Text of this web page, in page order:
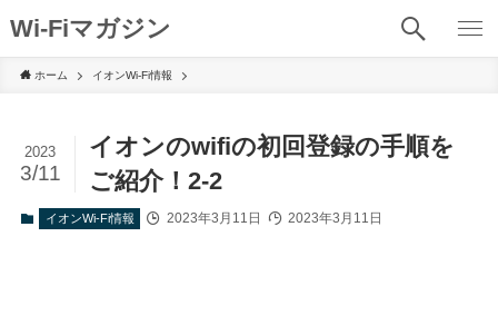
Wi-Fiマガジン
ホーム イオンWi-Fi情報
イオンのwifiの初回登録の手順を
ご紹介！2-2
2023
3/11
イオンWi-Fi情報 2023年3月11日 2023年3月11日